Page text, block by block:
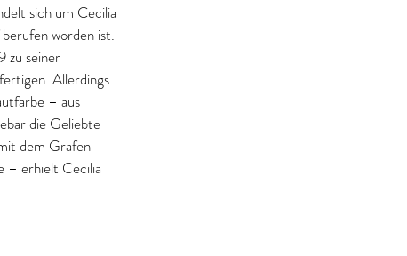
sich um Cecilia
worden ist.
zu seiner
Allerdings
– aus
die Geliebte
dem Grafen
– erhielt Cecilia